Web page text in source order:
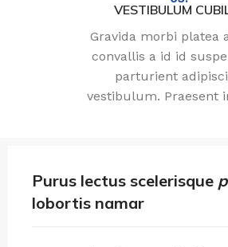
VESTIBULUM
Gravida morbi platea
convallis a id id
parturient
vestibulum. Praesent
Purus lectus scelerisque
lobortis namar